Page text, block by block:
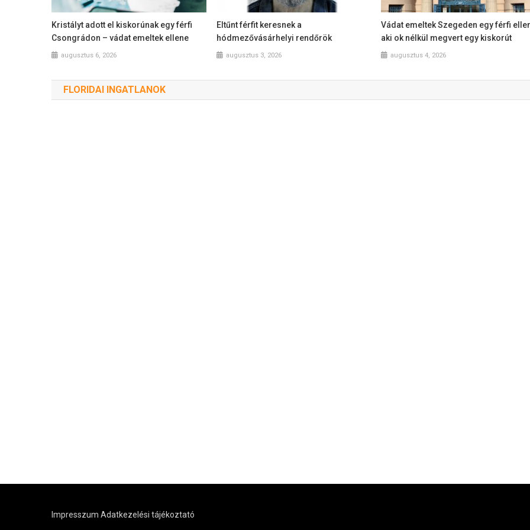
Kristályt adott el kiskorúnak egy férfi
Csongrádon – vádat emeltek ellene
augusztus 6, 2026
Eltűnt férfit keresnek a
hódmezővásárhelyi rendőrök
augusztus 3, 2026
Vádat emeltek Szegeden egy férfi
aki ok nélkül megvert egy kiskorút
augusztus 4, 2026
FLORIDAI INGATLANOK
Impresszum Adatkezelési tájékoztató